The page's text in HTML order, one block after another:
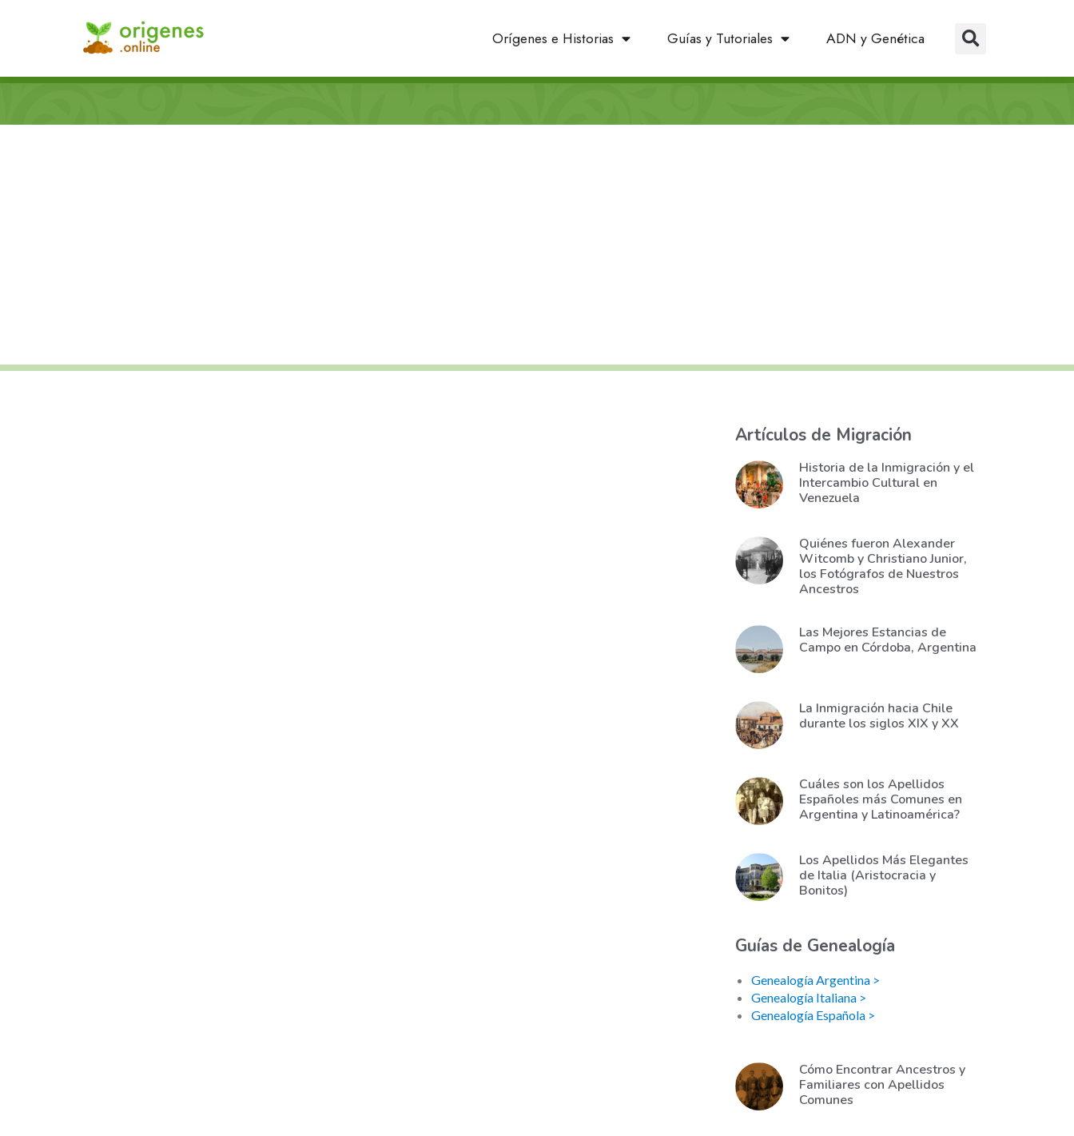
Orígenes e Historias Guías y Tutoriales ADN y Genética
Artículos de Migración
Historia de la Inmigración y el
Intercambio Cultural en
Venezuela
Quiénes fueron Alexander
Witcomb y Christiano Junior,
los Fotógrafos de Nuestros
Ancestros
Las Mejores Estancias de
Campo en Córdoba, Argentina
La Inmigración hacia Chile
durante los siglos XIX y XX
Cuáles son los Apellidos
Españoles más Comunes en
Argentina y Latinoamérica?
Los Apellidos Más Elegantes
de Italia (Aristocracia y
Bonitos)
Guías de Genealogía
Genealogía Argentina >
Genealogía Italiana >
Genealogía Española >
Cómo Encontrar Ancestros y
Familiares con Apellidos
Comunes